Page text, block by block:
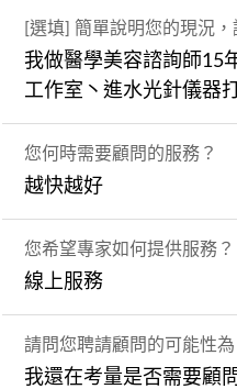
[選填] 簡單說明您的現況
我做醫學美容諮詢師15
工作室丶進水光針儀器
您何時需要顧問的服務？
越快越好
您希望專家如何提供服務？
線上服務
請問您聘請顧問的可能性為
我還在考量是否需要顧問